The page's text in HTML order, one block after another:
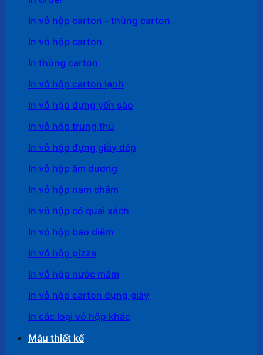
In vỏ hộp carton - thùng carton
In vỏ hộp carton
In thùng carton
In vỏ hộp carton lạnh
In vỏ hộp đựng yến sào
In vỏ hộp trung thu
In vỏ hộp đựng giày dép
In vỏ hộp âm dương
In vỏ hộp nam châm
In vỏ hộp có quai xách
In vỏ hộp bao diêm
In vỏ hộp pizza
In vỏ hộp nước mắm
In vỏ hộp carton đựng giày
In các loại vỏ hộp khác
Mẫu thiết kế